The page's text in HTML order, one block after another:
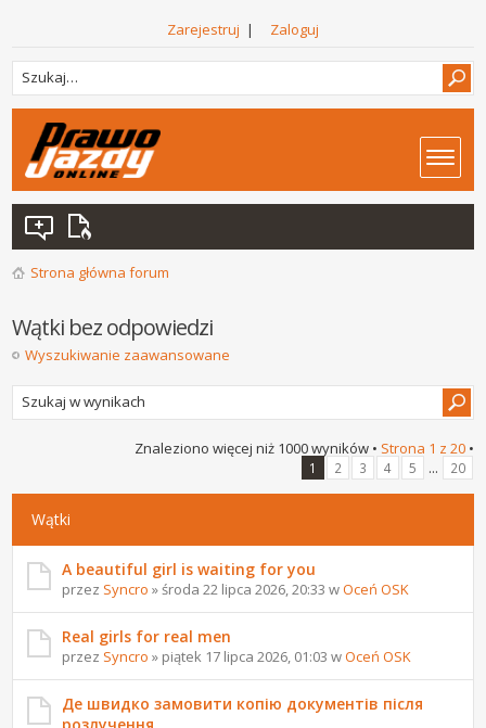
Zarejestruj | Zaloguj
Strona główna forum
Wątki bez odpowiedzi
Wyszukiwanie zaawansowane
Znaleziono więcej niż 1000 wyników • Strona 1 z 20•
1 2 3 4 5 ... 20
Wątki
A beautiful girl is waiting for you
przez Syncro » środa 22 lipca 2026, 20:33 wOceń OSK
Real girls for real men
przez Syncro » piątek 17 lipca 2026, 01:03 wOceń OSK
Де швидко замовити копію документів після
розлучення